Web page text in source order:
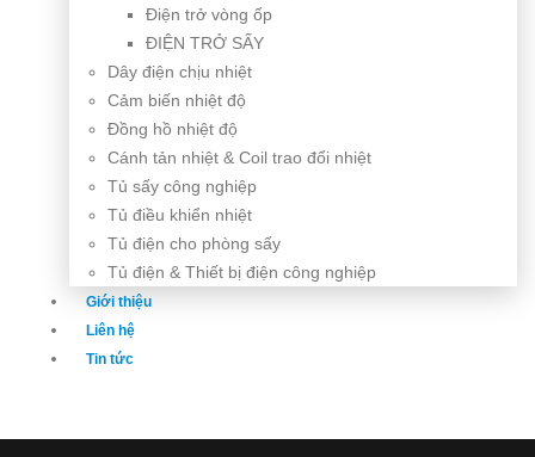
Điện trở vòng ốp
ĐIỆN TRỞ SẤY
Dây điện chịu nhiệt
Cảm biến nhiệt độ
Đồng hồ nhiệt độ
Cánh tản nhiệt & Coil trao đổi nhiệt
Tủ sấy công nghiệp
Tủ điều khiển nhiệt
Tủ điện cho phòng sấy
Tủ điện & Thiết bị điện công nghiệp
Giới thiệu
Liên hệ
Tin tức